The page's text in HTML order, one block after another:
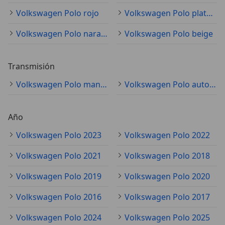
Volkswagen Polo rojo
Volkswagen Polo plateado
Volkswagen Polo naranja
Volkswagen Polo beige
Transmisión
Volkswagen Polo manual
Volkswagen Polo automático
Año
Volkswagen Polo 2023
Volkswagen Polo 2022
Volkswagen Polo 2021
Volkswagen Polo 2018
Volkswagen Polo 2019
Volkswagen Polo 2020
Volkswagen Polo 2016
Volkswagen Polo 2017
Volkswagen Polo 2024
Volkswagen Polo 2025